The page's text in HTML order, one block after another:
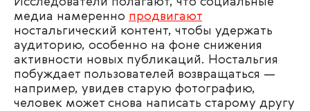
медиа намеренно продвигают
ностальгический контент, чтобы удержать
аудиторию, особенно на фоне снижения
активности новых публикаций. Ностальгия
побуждает пользователей возвращаться —
например, увидев старую фотографию,
человек может снова написать старому другу